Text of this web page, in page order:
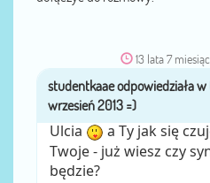
13 lata 7
przez
Ulcia
a Ty jak się
Twoje - już wiesz czy
będzie?